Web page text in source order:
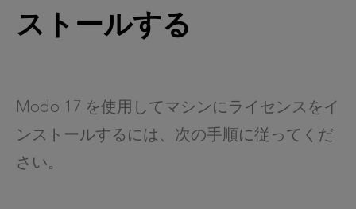
ストールする
Modo 17 を使用してマシンにライセンスをイ
ンストールするには、次の手順に従ってくだ
さい。